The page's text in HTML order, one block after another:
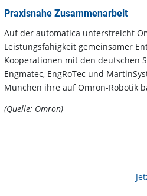
Praxisnahe Zusammenarbeit
Auf der automatica unterstreicht
Leistungsfähigkeit gemeinsamer
Kooperationen mit den deutschen
Engmatec, EngRoTec und
München ihre auf Omron-Robotik
(Quelle: Omron)